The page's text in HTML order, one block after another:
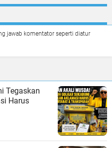
jawab komentator seperti diatur
Tegaskan
Harus